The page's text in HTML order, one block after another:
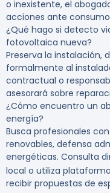
o inexistente, el
acciones ante
¿Qué hago si detecto
fotovoltaica nueva?
Preserva la
formalmente al
contractual o
asesorará sobre
¿Cómo encuentro un
energía?
Busca profesionales
renovables, defensa
energéticas. Consulta
local o utiliza
recibir propuestas de